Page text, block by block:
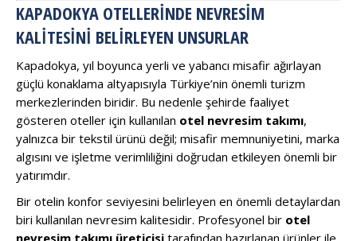
KAPADOKYA OTELLERINDE NEVRESIM
KALITESINI BELIRLEYEN UNSURLAR
Kapadokya, yıl boyunca yerli ve yabancı misafir ağırlayan
güçlü konaklama altyapısıyla Türkiye’nin önemli turizm
merkezlerinden biridir. Bu nedenle şehirde faaliyet
gösteren oteller için kullanılan otel nevresim takımı,
yalnızca bir tekstil ürünü değil; misafir memnuniyetini, marka
algısını ve işletme verimliliğini doğrudan etkileyen önemli bir
yatırımdır.
Bir otelin konfor seviyesini belirleyen en önemli detaylardan
biri kullanılan nevresim kalitesidir. Profesyonel bir otel